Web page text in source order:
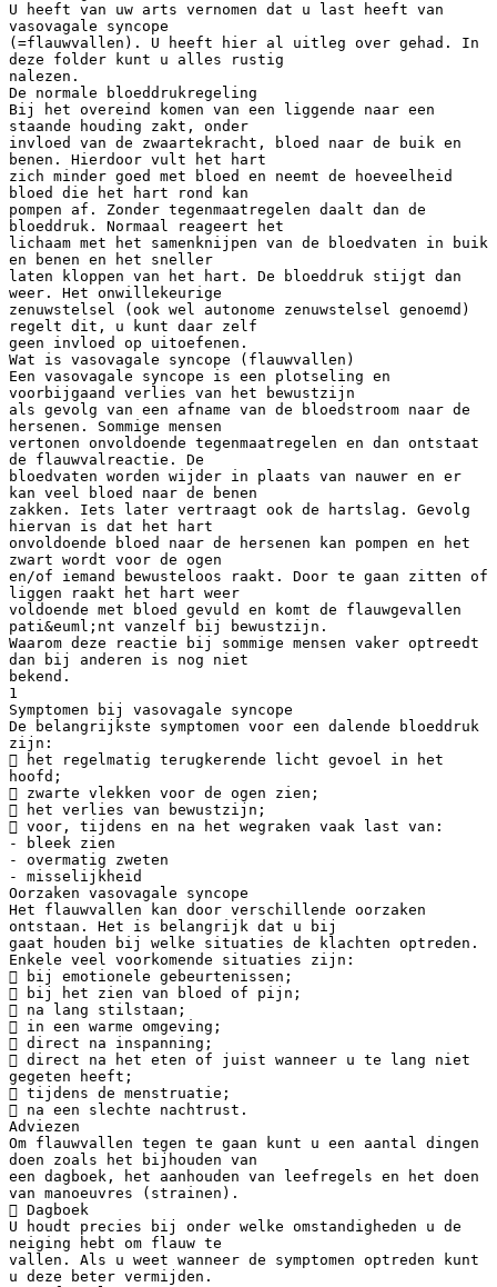
U heeft van uw arts vernomen dat u last heeft van
vasovagale syncope
(=flauwvallen). U heeft hier al uitleg over gehad. In
deze folder kunt u alles rustig
nalezen.
De normale bloeddrukregeling
Bij het overeind komen van een liggende naar een
staande houding zakt, onder
invloed van de zwaartekracht, bloed naar de buik en
benen. Hierdoor vult het hart
zich minder goed met bloed en neemt de hoeveelheid
bloed die het hart rond kan
pompen af. Zonder tegenmaatregelen daalt dan de
bloeddruk. Normaal reageert het
lichaam met het samenknijpen van de bloedvaten in buik
en benen en het sneller
laten kloppen van het hart. De bloeddruk stijgt dan
weer. Het onwillekeurige
zenuwstelsel (ook wel autonome zenuwstelsel genoemd)
regelt dit, u kunt daar zelf
geen invloed op uitoefenen.
Wat is vasovagale syncope (flauwvallen)
Een vasovagale syncope is een plotseling en
voorbijgaand verlies van het bewustzijn
als gevolg van een afname van de bloedstroom naar de
hersenen. Sommige mensen
vertonen onvoldoende tegenmaatregelen en dan ontstaat
de flauwvalreactie. De
bloedvaten worden wijder in plaats van nauwer en er
kan veel bloed naar de benen
zakken. Iets later vertraagt ook de hartslag. Gevolg
hiervan is dat het hart
onvoldoende bloed naar de hersenen kan pompen en het
zwart wordt voor de ogen
en/of iemand bewusteloos raakt. Door te gaan zitten of
liggen raakt het hart weer
voldoende met bloed gevuld en komt de flauwgevallen
pati&euml;nt vanzelf bij bewustzijn.
Waarom deze reactie bij sommige mensen vaker optreedt
dan bij anderen is nog niet
bekend.
1
Symptomen bij vasovagale syncope
De belangrijkste symptomen voor een dalende bloeddruk
zijn:
 het regelmatig terugkerende licht gevoel in het
hoofd;
 zwarte vlekken voor de ogen zien;
 het verlies van bewustzijn;
 voor, tijdens en na het wegraken vaak last van:
- bleek zien
- overmatig zweten
- misselijkheid
Oorzaken vasovagale syncope
Het flauwvallen kan door verschillende oorzaken
ontstaan. Het is belangrijk dat u bij
gaat houden bij welke situaties de klachten optreden.
Enkele veel voorkomende situaties zijn:
 bij emotionele gebeurtenissen;
 bij het zien van bloed of pijn;
 na lang stilstaan;
 in een warme omgeving;
 direct na inspanning;
 direct na het eten of juist wanneer u te lang niet
gegeten heeft;
 tijdens de menstruatie;
 na een slechte nachtrust.
Adviezen
Om flauwvallen tegen te gaan kunt u een aantal dingen
doen zoals het bijhouden van
een dagboek, het aanhouden van leefregels en het doen
van manoeuvres (strainen).
 Dagboek
U houdt precies bij onder welke omstandigheden u de
neiging hebt om flauw te
vallen. Als u weet wanneer de symptomen optreden kunt
u deze beter vermijden.